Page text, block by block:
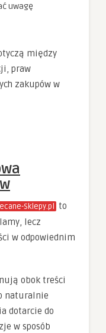
uwagę
między
praw
zakupów w
Sklepy.pl to
lecz
w odpowiednim
obok treści
naturalnie
dotarcie do
w sposób